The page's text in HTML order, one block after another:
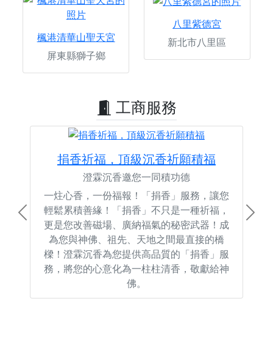
楓港清華山聖天宮
屏東縣獅子鄉
八里紫德宮
新北市八里區
工商服務
捐香祈福，頂級沉香祈願積福
澄霖沉香邀您一同積功德
一炷心香，一份福報！「捐香」服務，讓您
輕鬆累積善緣！「捐香」不只是一種祈福，
更是您改善磁場、廣納福氣的秘密武器！成
為您與神佛、祖先、天地之間最直接的橋
樑！澄霖沉香為您提供高品質的「捐香」服
務，將您的心意化為一柱柱清香，敬獻給神
佛。
Previous Next